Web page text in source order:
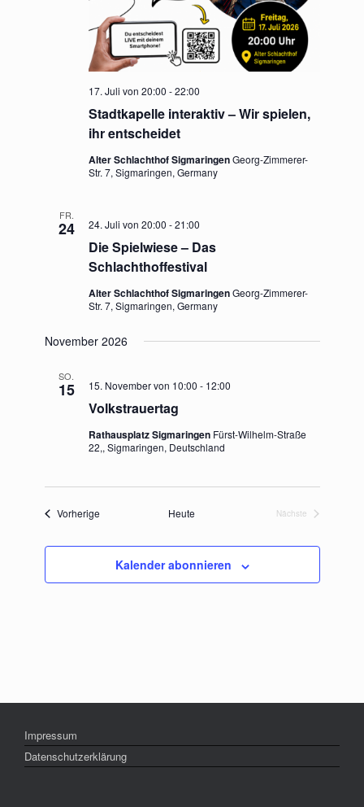
Stadtkapelle interaktiv – Wir spielen,
ihr entscheidet
17. Juli von 20:00 -22:00
Alter Schlachthof SigmaringenGeorg-Zimmerer-
Str. 7, Sigmaringen, Germany
FR.
24
Die Spielwiese – Das
Schlachthoffestival
24. Juli von 20:00 -21:00
Alter Schlachthof SigmaringenGeorg-Zimmerer-
Str. 7, Sigmaringen, Germany
November 2026
SO.
15
Volkstrauertag
15. November von 10:00 - 12:00
Rathausplatz Sigmaringen Fürst-Wilhelm-Straße
22,, Sigmaringen, Deutschland
VorherigeVeranstaltungenHeute
Nächste
Kalender abonnieren
Impressum
Datenschutzerklärung